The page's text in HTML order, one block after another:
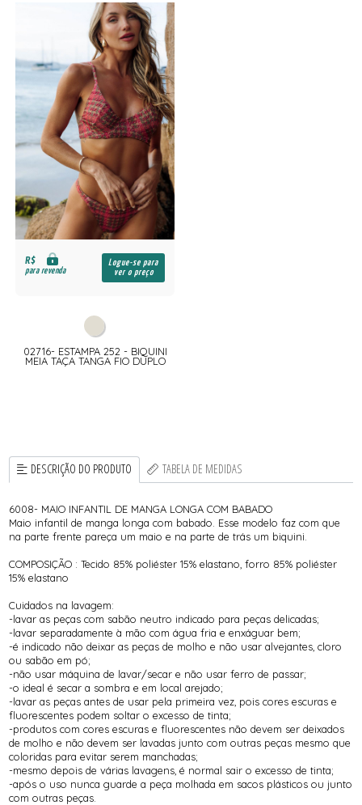
R$
para revenda
Logue-se para
ver o preço
02716- ESTAMPA 252 - BIQUINI
MEIA TAÇA TANGA FIO DUPLO
DESCRIÇÃO DO PRODUTO TABELA DE MEDIDAS
6008- MAIO INFANTIL DE MANGA LONGA COM BABADO
Maio infantil de manga longa com babado. Esse modelo faz com que
na parte frente pareça um maio e na parte de trás um biquini.
COMPOSIÇÃO : Tecido 85% poliéster 15% elastano, forro 85% poliéster
15% elastano
Cuidados na lavagem:
-lavar as peças com sabão neutro indicado para peças delicadas;
-lavar separadamente à mão com água fria e enxáguar bem;
-é indicado não deixar as peças de molho e não usar alvejantes, cloro
ou sabão em pó;
-não usar máquina de lavar/secar e não usar ferro de passar;
-o ideal é secar a sombra e em local arejado;
-lavar as peças antes de usar pela primeira vez, pois cores escuras e
fluorescentes podem soltar o excesso de tinta;
-produtos com cores escuras e fluorescentes não devem ser deixados
de molho e não devem ser lavadas junto com outras peças mesmo que
coloridas para evitar serem manchadas;
-mesmo depois de várias lavagens, é normal sair o excesso de tinta;
-após o uso nunca guarde a peça molhada em sacos plásticos ou junto
com outras peças.